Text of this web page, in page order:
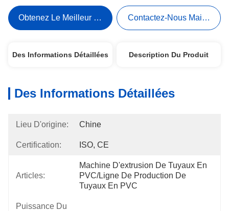
Obtenez Le Meilleur Prix Contactez-Nous Maintenant
Des Informations Détaillées Description Du Produit
Des Informations Détaillées
Lieu D'origine: Chine
Certification: ISO, CE
Articles:
Machine D'extrusion De Tuyaux En
PVC/ligne De Production De
Tuyaux En PVC
Puissance Du